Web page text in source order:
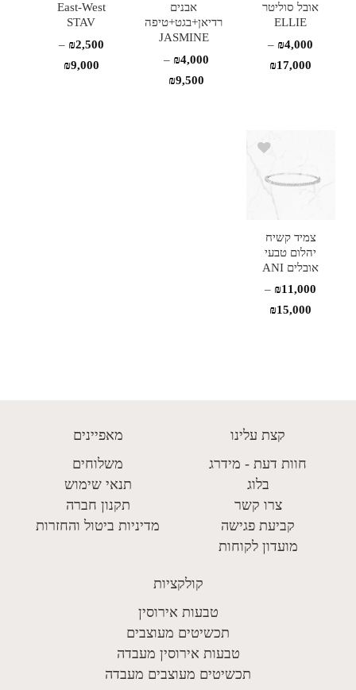
אובל סוליטר
ELLIE
₪4,000
–
₪17,000 טווח
אבנים
רדיאן+בגט+טיפה
JASMINE
₪4,000
–
₪9,500
East-West
STAV
₪2,500
–
₪9,000
צמיד קשיח
יהלום טבעי
אובלים ANI
₪11,000
–
₪15,000 טווח
קצת עלינו
חוות דעת - מידרג
בלוג
צרו קשר
קביעת פגישה
מועדון לקוחות
מאפיינים
משלוחים
תנאי שימוש
תקנון חברה
מדיניות ביטול והחזרות
קולקציות
טבעות אירוסין
תכשיטים מעוצבים
טבעות אירוסין מעבדה
תכשיטים מעוצבים מעבדה